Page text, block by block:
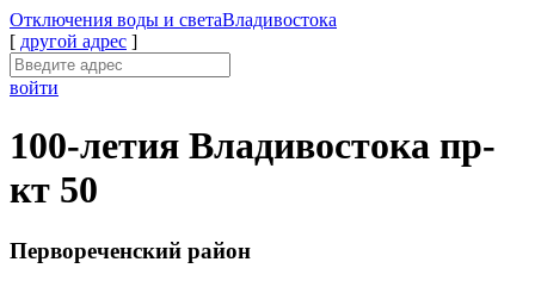
Отключения воды и светаВладивостока
[ другой адрес ]
войти
100-летия Владивостока пр-
кт 50
Первореченский район